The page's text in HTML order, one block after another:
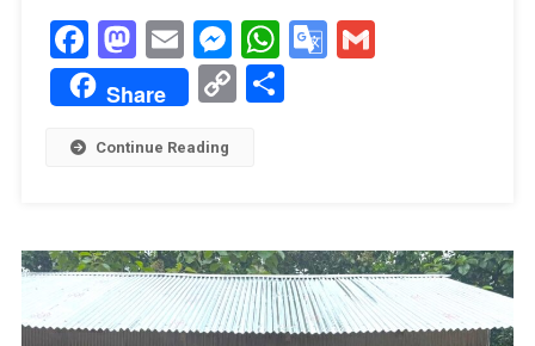
অনুষ্ঠিত
Facebook
Mastodon
EmailMessenger
WhatsApp
Google
Share
Copy
Continue Reading